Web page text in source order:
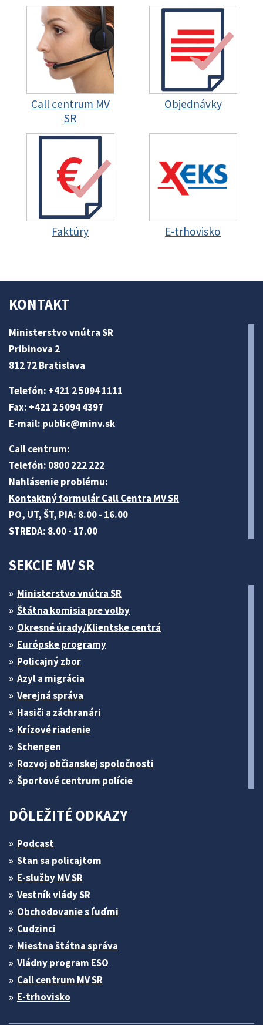
Call centrum MV
SR
Objednávky
Faktúry E-trhovisko
KONTAKT
Ministerstvo vnútra SR
Pribinova 2
812 72 Bratislava
Telefón: +421 2 5094 1111
Fax: +421 2 5094 4397
E-mail: public@minv.sk
Call centrum:
Telefón: 0800 222 222
Nahlásenie problému:
Kontaktný formulár Call Centra MV SR
PO, UT, ŠT, PIA: 8.00 - 16.00
STREDA: 8.00 - 17.00
SEKCIE MV SR
Ministerstvo vnútra SR
Štátna komisia pre volby
Okresné úrady/Klientske centrá
Európske programy
Policajný zbor
Azyl a migrácia
Verejná správa
Hasiči a záchranári
Krízové riadenie
Schengen
Rozvoj občianskej spoločnosti
Športové centrum polície
DÔLEŽITÉ ODKAZY
Podcast
Stan sa policajtom
E-služby MV SR
Vestník vlády SR
Obchodovanie s ľuďmi
Cudzinci
Miestna štátna správa
Vládny program ESO
Call centrum MV SR
E-trhovisko